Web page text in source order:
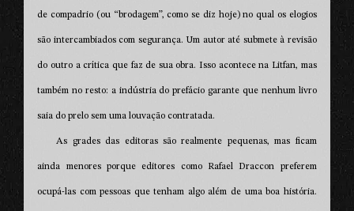
de compadrio (ou “brodagem”, como se diz hoje) no qual os elogios
são intercambiados com segurança. Um autor até submete à revisão
do outro a crítica que faz de sua obra. Isso acontece na Litfan, mas
também no resto: a indústria do prefácio garante que nenhum livro
saia do prelo sem uma louvação contratada.
As grades das editoras são realmente pequenas, mas ficam
ainda menores porque editores como Rafael Draccon preferem
ocupá-las com pessoas que tenham algo além de uma boa história.